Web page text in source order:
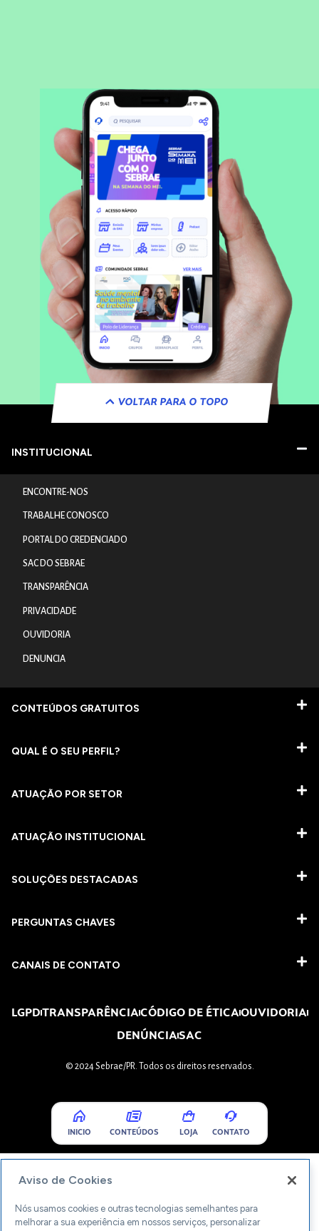
VOLTAR PARA O TOPO
INSTITUCIONAL
ENCONTRE-NOS
TRABALHE CONOSCO
PORTAL DO CREDENCIADO
SAC DO SEBRAE
TRANSPARÊNCIA
PRIVACIDADE
OUVIDORIA
DENUNCIA
CONTEÚDOS GRATUITOS
QUAL É O SEU PERFIL?
ATUAÇÃO POR SETOR
ATUAÇÃO INSTITUCIONAL
SOLUÇÕES DESTACADAS
PERGUNTAS CHAVES​
CANAIS DE CONTATO
LGPDTRANSPARÊNCIACÓDIGO DE ÉTICAOUVIDORIA
DENÚNCIASAC
© 2024 Sebrae/PR. Todos os direitos reservados.
INICIO CONTEÚDOS LOJA CONTATO
Aviso de Cookies
Nós usamos cookies e outras tecnologias semelhantes para
melhorar a sua experiência em nossos serviços, personalizar